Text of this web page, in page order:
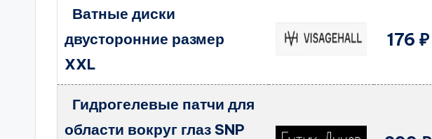
Ватные диски
двусторонние размер
XXL
176 ₽
Гидрогелевые патчи для
области вокруг глаз SNP